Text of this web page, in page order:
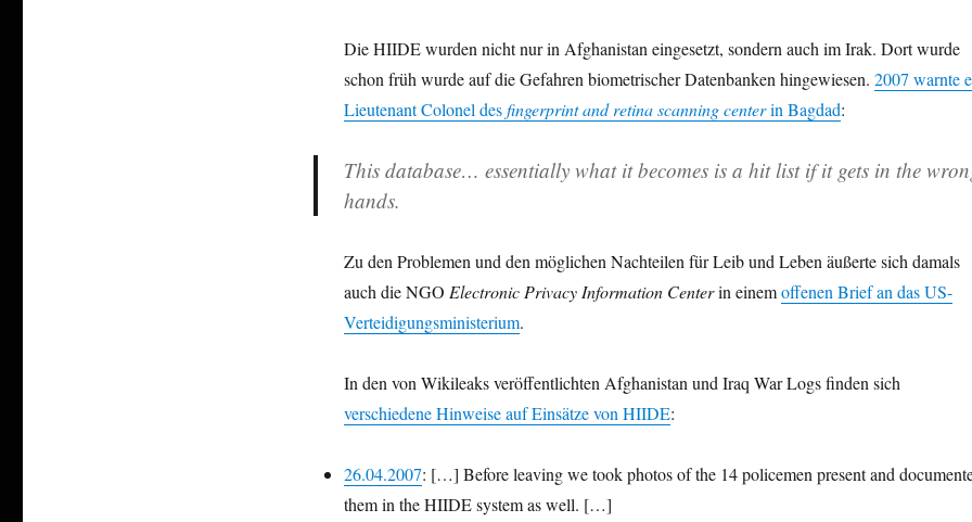
Die HIIDE wurden nicht nur in Afghanistan eingesetzt, sondern auch im Irak. Dort wurde
schon früh wurde auf die Gefahren biometrischer Datenbanken hingewiesen. 2007 warnte
Lieutenant Colonel desfingerprint and retina scanning centerin Bagdad:
This database… essentially what it becomes is a hit list if it gets in the
hands.
Zu den Problemen und den möglichen Nachteilen für Leib und Leben äußerte sich damals
auch die NGO Electronic Privacy Information Centerin einemoffenen Brief an das US-
Verteidigungsministerium.
In den von Wikileaks veröffentlichten Afghanistan und Iraq War Logs finden sich
verschiedene Hinweise auf Einsätze von HIIDE:
26.04.2007: […] Before leaving we took photos of the 14 policemen present and
them in the HIIDE system as well. […]